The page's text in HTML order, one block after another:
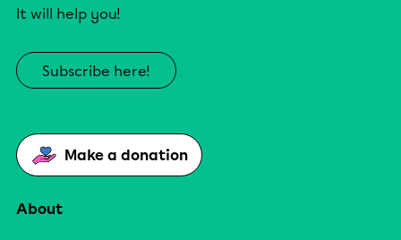
It will help you!
Subscribe here!
Make a donation
About